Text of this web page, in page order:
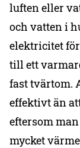
luften eller
och vatten i
elektricitet
till ett
fast tvärtom.
effektivt än
eftersom
mycket